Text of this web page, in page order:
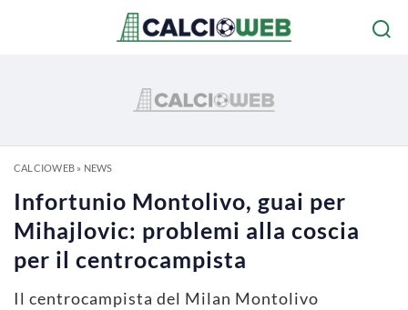
CALCIOWEB» NEWS
Infortunio Montolivo, guai per
Mihajlovic: problemi alla coscia
per il centrocampista
Il centrocampista del Milan Montolivo